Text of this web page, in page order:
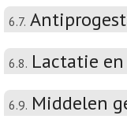
6.7.
6.8. Lactatie
6.9. Middelen